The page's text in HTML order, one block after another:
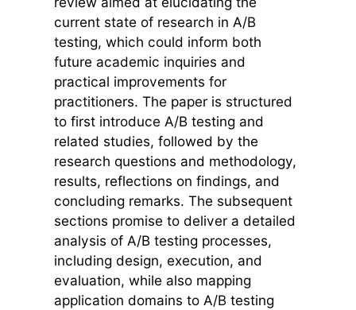
current state of research in A/B
testing, which could inform both
future academic inquiries and
practical improvements for
practitioners. The paper is structured
to first introduce A/B testing and
related studies, followed by the
research questions and methodology,
results, reflections on findings, and
concluding remarks. The subsequent
sections promise to deliver a detailed
analysis of A/B testing processes,
including design, execution, and
evaluation, while also mapping
application domains to A/B testing